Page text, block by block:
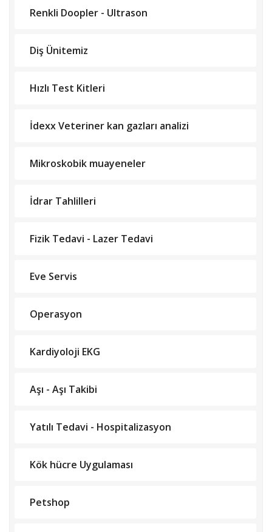
Renkli Doopler - Ultrason
Diş Ünitemiz
Hızlı Test Kitleri
İdexx Veteriner kan gazları analizi
Mikroskobik muayeneler
İdrar Tahlilleri
Fizik Tedavi - Lazer Tedavi
Eve Servis
Operasyon
Kardiyoloji EKG
Aşı - Aşı Takibi
Yatılı Tedavi - Hospitalizasyon
Kök hücre Uygulaması
Petshop